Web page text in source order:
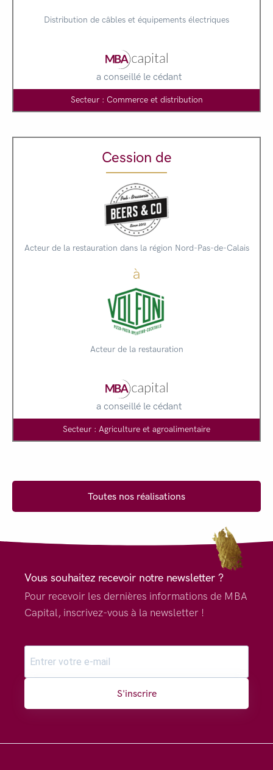
Distribution de câbles et équipements électriques
a conseillé le cédant
Secteur : Commerce et distribution
Cession de
Acteur de la restauration dans la région Nord-Pas-de-Calais
à
Acteur de la restauration
a conseillé le cédant
Secteur : Agriculture et agroalimentaire
Toutes nos réalisations
Vous souhaitez recevoir notre newsletter ?
Pour recevoir les dernières informations de MBA
Capital, inscrivez-vous à la newsletter !
S'inscrire